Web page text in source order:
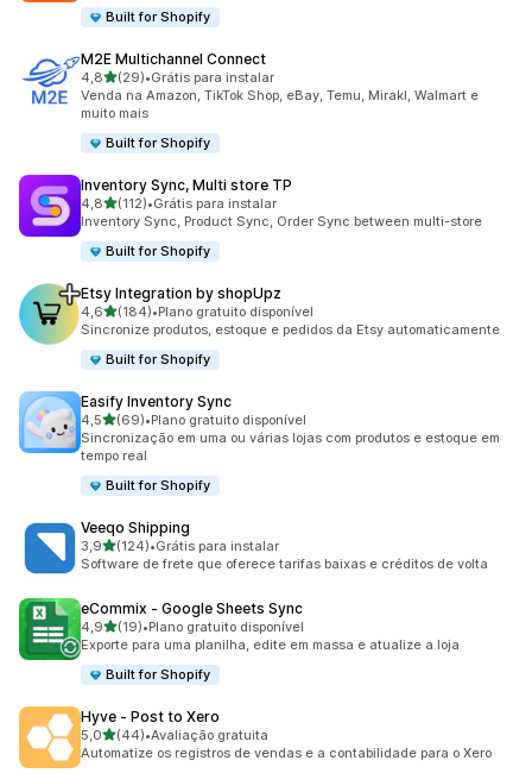
Built for Shopify
M2E Multichannel Connect
4,8de 5 estrelas
(29)
29 avaliações ao todo
•Grátis para instalar
Venda na Amazon, TikTok Shop, eBay, Temu, Mirakl, Walmart e
muito mais
Built for Shopify
Inventory Sync, Multi store TP
4,8de 5 estrelas
(112)
112 avaliações ao todo
•Grátis para instalar
Inventory Sync, Product Sync, Order Sync between multi-store
Built for Shopify
Etsy Integration by shopUpz
4,6de 5 estrelas
(184)
184 avaliações ao todo
•Plano gratuito disponível
Sincronize produtos, estoque e pedidos da Etsy automaticamente
Built for Shopify
Easify Inventory Sync
4,5de 5 estrelas
(69)
69 avaliações ao todo
•Plano gratuito disponível
Sincronização em uma ou várias lojas com produtos e estoque em
tempo real
Built for Shopify
Veeqo Shipping
3,9de 5 estrelas
(124)
124 avaliações ao todo
•Grátis para instalar
Software de frete que oferece tarifas baixas e créditos de volta
eCommix ‑ Google Sheets Sync
4,9de 5 estrelas
(19)
19 avaliações ao todo
•Plano gratuito disponível
Exporte para uma planilha, edite em massa e atualize a loja
Built for Shopify
Hyve ‑ Post to Xero
5,0de 5 estrelas
(44)
44 avaliações ao todo
•Avaliação gratuita
Automatize os registros de vendas e a contabilidade para o Xero